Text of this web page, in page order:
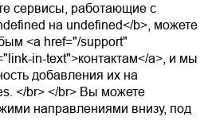
сервисы, работающие с
на undefined</b>, можете
<a href="/support"
in-text">контактам</a>, и мы
добавления их на
</br> </br> Вы можете
направлениями внизу, под